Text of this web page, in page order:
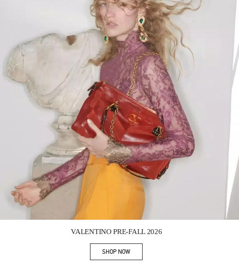
VALENTINO PRE-FALL 2026
SHOP NOWLink Opens in New Tab